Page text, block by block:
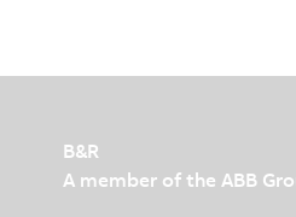
B&R
A member of the ABB